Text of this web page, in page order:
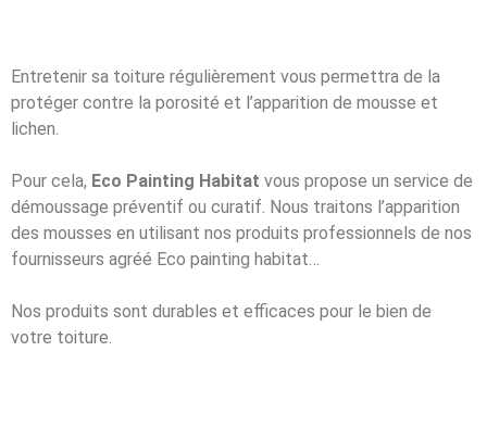
Entretenir sa toiture régulièrement vous permettra de la
protéger contre la porosité et l’apparition de mousse et
lichen.
Pour cela, Eco Painting Habitat vous propose un service de
démoussage préventif ou curatif. Nous traitons l’apparition
des mousses en utilisant nos produits professionnels de nos
fournisseurs agréé Eco painting habitat…
Nos produits sont durables et efficaces pour le bien de
votre toiture.